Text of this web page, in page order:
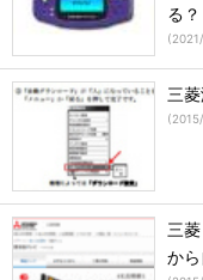
る？
(
三
(
三
か